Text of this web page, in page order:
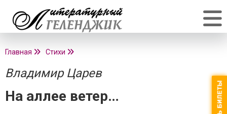
Главная Стихи
Владимир Царев
На аллее ветер…